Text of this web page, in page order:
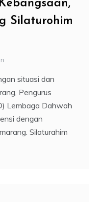
Silaturohim
situasi dan
Pengurus
Lembaga Dahwah
dengan
Silaturahim